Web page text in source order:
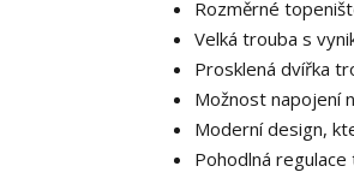
Rozměrné
Velká trouba s
Prosklená dvířka
Možnost napojení
Moderní design,
Pohodlná regulace